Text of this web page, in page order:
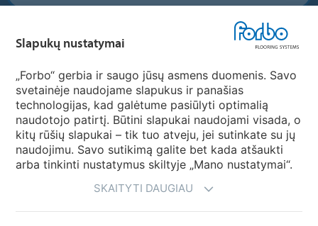
Pasirinkti šalį
Pasirinkite savo šalį
Slapukų nustatymai
„Forbo“ gerbia ir saugo jūsų asmens duomenis. Savo
svetainėje naudojame slapukus ir panašias
technologijas, kad galėtume pasiūlyti optimalią
naudotojo patirtį. Būtini slapukai naudojami visada, o
kitų rūšių slapukai – tik tuo atveju, jei sutinkate su jų
naudojimu. Savo sutikimą galite bet kada atšaukti
arba tinkinti nustatymus skiltyje „Mano nustatymai“.
SKAITYTI DAUGIAU